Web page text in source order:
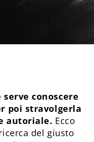
conoscere
poi stravolgerla
autoriale. Ecco
del giusto